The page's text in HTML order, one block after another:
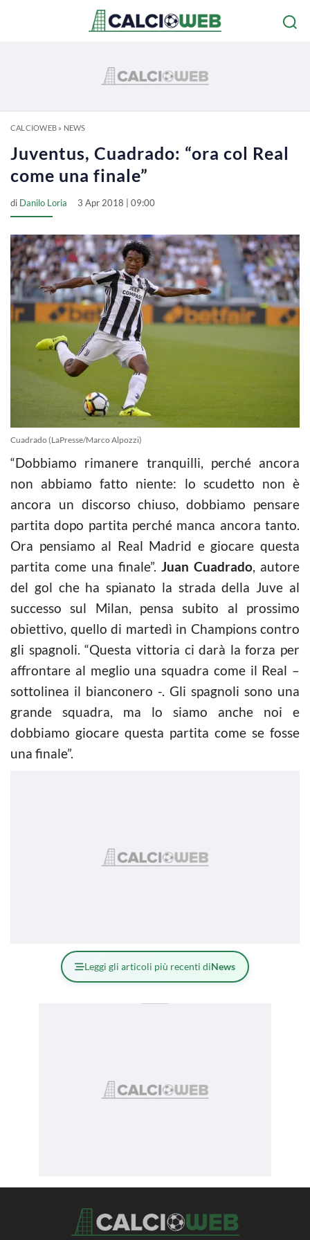
CALCIOWEB» NEWS
Juventus, Cuadrado: “ora col Real
come una finale”
di Danilo Loria 3 Apr 2018 | 09:00
Cuadrado (LaPresse/Marco Alpozzi)
“Dobbiamo rimanere tranquilli, perché ancora
non abbiamo fatto niente: lo scudetto non è
ancora un discorso chiuso, dobbiamo pensare
partita dopo partita perché manca ancora tanto.
Ora pensiamo al Real Madrid e giocare questa
partita come una finale”. Juan Cuadrado, autore
del gol che ha spianato la strada della Juve al
successo sul Milan, pensa subito al prossimo
obiettivo, quello di martedì in Champions contro
gli spagnoli. “Questa vittoria ci darà la forza per
affrontare al meglio una squadra come il Real –
sottolinea il bianconero -. Gli spagnoli sono una
grande squadra, ma lo siamo anche noi e
dobbiamo giocare questa partita come se fosse
una finale”.
Leggi gli articoli più recenti diNews